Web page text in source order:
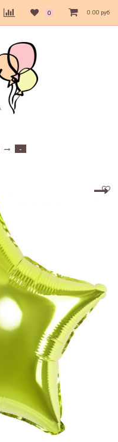
0 0.00 руб
-